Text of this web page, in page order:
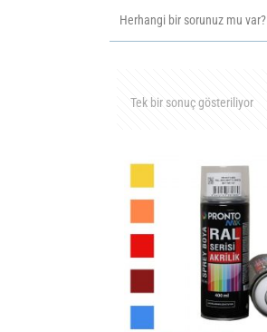
Herhangi bir sorunuz mu var?
Tek bir sonuç gösteriliyor